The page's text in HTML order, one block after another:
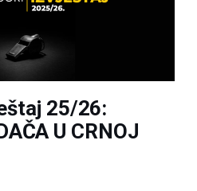
25/26:
U CRNOJ